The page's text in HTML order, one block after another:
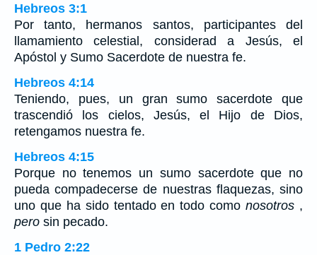
Hebreos 3:1
Por tanto, hermanos santos, participantes del
llamamiento celestial, considerad a Jesús, el
Apóstol y Sumo Sacerdote de nuestra fe.
Hebreos 4:14
Teniendo, pues, un gran sumo sacerdote que
trascendió los cielos, Jesús, el Hijo de Dios,
retengamos nuestra fe.
Hebreos 4:15
Porque no tenemos un sumo sacerdote que no
pueda compadecerse de nuestras flaquezas, sino
uno que ha sido tentado en todo comonosotros ,
pero sin pecado.
1 Pedro 2:22